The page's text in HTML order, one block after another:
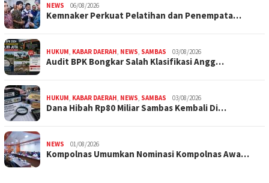
NEWS 06/08/2026
Kemnaker Perkuat Pelatihan dan Penempata…
HUKUM KABAR DAERAH NEWS SAMBAS 03/08/2026
Audit BPK Bongkar Salah Klasifikasi Angg…
HUKUM KABAR DAERAH NEWS SAMBAS 03/08/2026
Dana Hibah Rp80 Miliar Sambas Kembali Di…
NEWS 01/08/2026
Kompolnas Umumkan Nominasi Kompolnas Awa…